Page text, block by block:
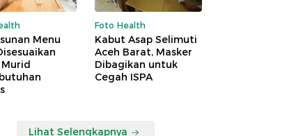
Menu
Foto Health
Kabut Asap Selimuti
Aceh Barat, Masker
Dibagikan untuk
Cegah ISPA
Lihat Selengkapnya